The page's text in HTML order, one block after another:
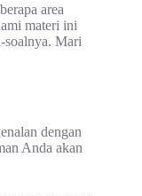
area
materi ini
soalnya. Mari
dengan
Anda akan